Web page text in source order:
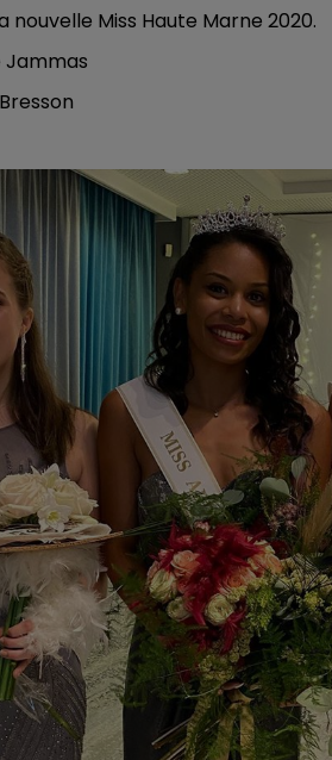
nouvelle Miss Haute Marne 2020.
Jammas